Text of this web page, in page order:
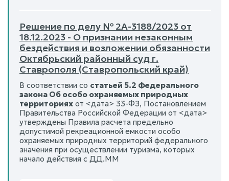
Решение по делу № 2А-3188/2023 от
18.12.2023 - О признании незаконным
бездействия и возложении обязанности
Октябрьский районный суд г.
Ставрополя (Ставропольский край)
В соответствии со статьей 5.2 Федерального
закона Об особо охраняемых природных
территориях от <дата> 33-ФЗ, Постановлением
Правительства Российской Федерации от <дата>
утверждены Правила расчета предельно
допустимой рекреационной емкости особо
охраняемых природных территорий федерального
значения при осуществлении туризма, которых
начало действия с ДД.ММ